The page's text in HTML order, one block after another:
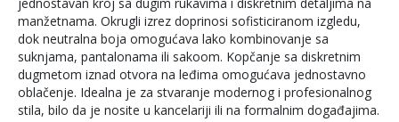
manžetnama. Okrugli izrez doprinosi sofisticiranom izgledu,
dok neutralna boja omogućava lako kombinovanje sa
suknjama, pantalonama ili sakoom. Kopčanje sa diskretnim
dugmetom iznad otvora na leđima omogućava jednostavno
oblačenje. Idealna je za stvaranje modernog i profesionalnog
stila, bilo da je nosite u kancelariji ili na formalnim događajima.